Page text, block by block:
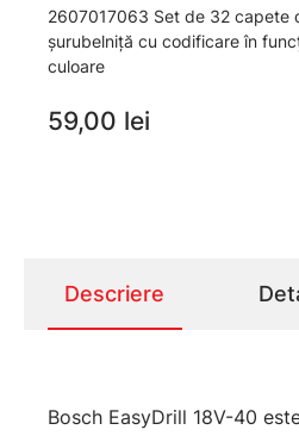
2607017063 Set de 32 capete
şurubelniţă cu codificare în
culoare
59,00 lei
Descriere
Bosch EasyDrill 18V-40